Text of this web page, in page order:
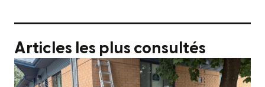
Articles les plus consultés